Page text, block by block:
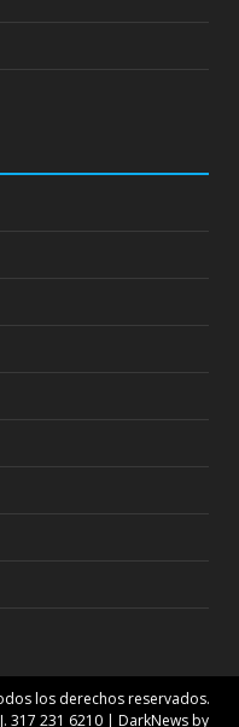
los derechos reservados.
317 231 6210 | DarkNewsby